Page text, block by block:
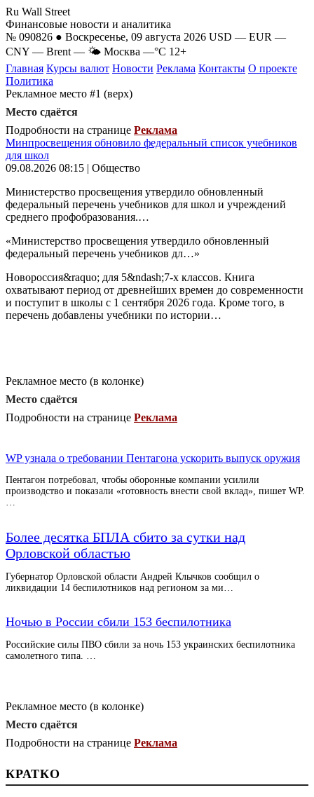
Ru Wall Street
Финансовые новости и аналитика
№ 090826 ● Воскресенье, 09 августа 2026 USD — EUR —
CNY — Brent — 🌤 Москва —°C 12+
Главная Курсы валют Новости Реклама Контакты О проекте
Политика
Рекламное место #1 (верх)
Место сдаётся
Подробности на странице Реклама
Минпросвещения обновило федеральный список учебников
для школ
09.08.2026 08:15 | Общество
Министерство просвещения утвердило обновленный
федеральный перечень учебников для школ и учреждений
среднего профобразования.…
«Министерство просвещения утвердило обновленный
федеральный перечень учебников дл…»
Новороссия&raquo; для 5&ndash;7-х классов. Книга
охватывают период от древнейших времен до современности
и поступит в школы с 1 сентября 2026 года. Кроме того, в
перечень добавлены учебники по истории…
Рекламное место (в колонке)
Место сдаётся
Подробности на странице Реклама
WP узнала о требовании Пентагона ускорить выпуск оружия
Пентагон потребовал, чтобы оборонные компании усилили
производство и показали «готовность внести свой вклад», пишет WP.
…
Более десятка БПЛА сбито за сутки над
Орловской областью
Губернатор Орловской области Андрей Клычков сообщил о
ликвидации 14 беспилотников над регионом за ми…
Ночью в России сбили 153 беспилотника
Российские силы ПВО сбили за ночь 153 украинских беспилотника
самолетного типа. …
Рекламное место (в колонке)
Место сдаётся
Подробности на странице Реклама
КРАТКО